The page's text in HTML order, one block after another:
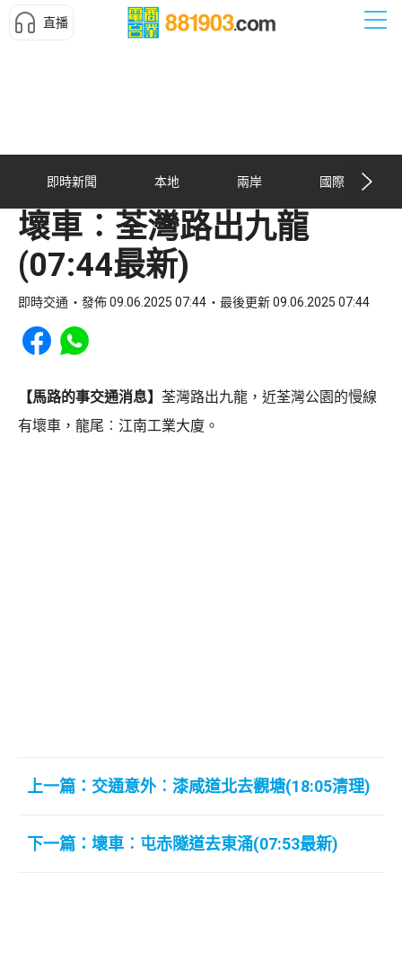
直播
即時新聞 本地 兩岸 國際
壞車︰荃灣路出九龍
(07:44最新)
即時交通 發佈 09.06.2025 07:44 最後更新 09.06.2025 07:44
Share to Facebook
Share to WhatsApp
【馬路的事交通消息】 荃灣路出九龍，近荃灣公園的慢線
有壞車，龍尾︰江南工業大廈。
上一篇：交通意外︰漆咸道北去觀塘(18:05清理)
下一篇：壞車︰屯赤隧道去東涌(07:53最新)